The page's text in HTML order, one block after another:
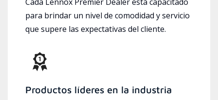
para brindar un nivel de comodidad y servicio
que supere las expectativas del cliente.
Productos líderes en la industria